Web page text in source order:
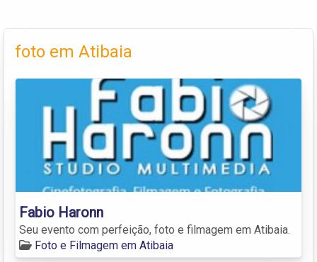
foto em Atibaia
Fabio Haronn
Seu evento com perfeição, foto e filmagem em Atibaia.
Foto e Filmagem em Atibaia